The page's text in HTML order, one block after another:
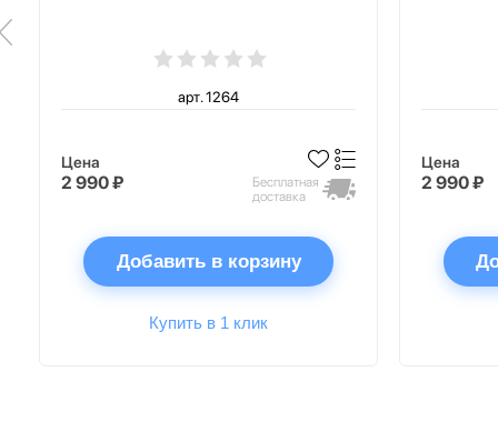
арт. 1264
Цена
2 990 ₽
Бесплатная
доставка
Добавить в корзину
Купить в 1 клик
Цена
2 990 ₽